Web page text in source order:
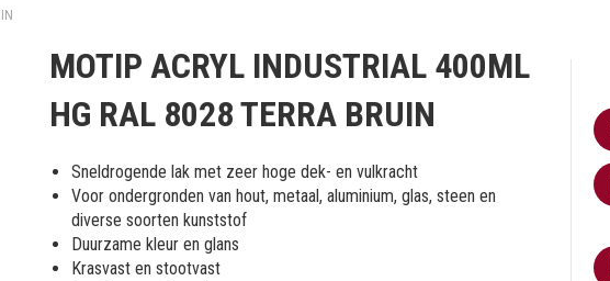
MOTIP ACRYL INDUSTRIAL 400ML
HG RAL 8028 TERRA BRUIN
Sneldrogende lak met zeer hoge dek- en vulkracht
Voor ondergronden van hout, metaal, aluminium, glas, steen en
diverse soorten kunststof
Duurzame kleur en glans
Krasvast en stootvast